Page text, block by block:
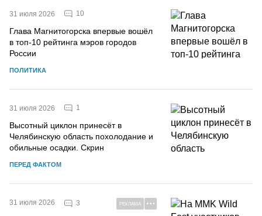
31 июля 2026 10
Глава Магнитогорска впервые вошёл
в топ-10 рейтинга мэров городов
России
ПОЛИТИКА
31 июля 2026 1
Высотный циклон принесёт в
Челябинскую область похолодание и
обильные осадки. Скрин
ПЕРЕД ФАКТОМ
31 июля 2026 3 РЕКЛАМА